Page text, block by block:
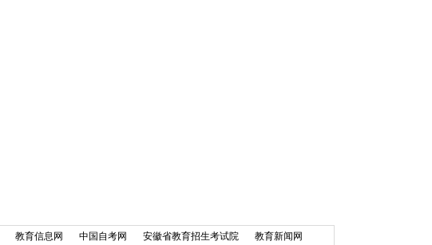
教育信息网 中国自考网 安徽省教育招生考试院 教育新闻网